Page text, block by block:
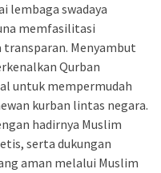
lembaga swadaya
memfasilitasi
transparan. Menyambut
Qurban
untuk mempermudah
kurban lintas negara.
hadirnya Muslim
serta dukungan
aman melalui Muslim